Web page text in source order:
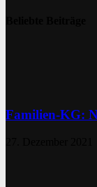
Familien-KG: